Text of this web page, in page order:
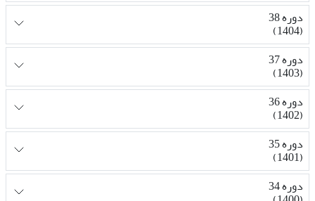
دوره 38
(1404)
دوره 37
(1403)
دوره 36
(1402)
دوره 35
(1401)
دوره 34